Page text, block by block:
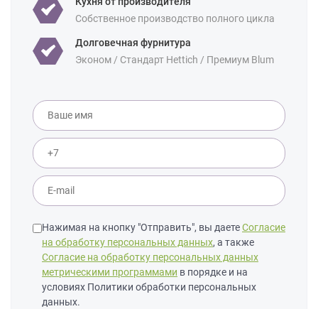
Площадь: 9 кв м 10 кв м 12 кв м
Уточнение по
фасаду:
Массив дуба Массив ясеня
Собственное производство полного цикла
Долговечная фурнитура
Эконом / Стандарт Hettich / Премиум Blum
Нажимая на кнопку "Отправить", вы даетеСогласие
на обработку персональных данных, а также
Согласие на обработку персональных данных
метрическими программами в порядке и на
условиях Политики обработки персональных
данных.